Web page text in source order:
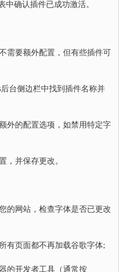
中确认插件已成功激活。
需要额外配置，但有些插件可
后台侧边栏中找到插件名称并
外的配置选项，如禁用特定字
，并保存更改。
的网站，检查字体是否已更改
有页面都不再加载谷歌字体;
的开发者工具（通常按